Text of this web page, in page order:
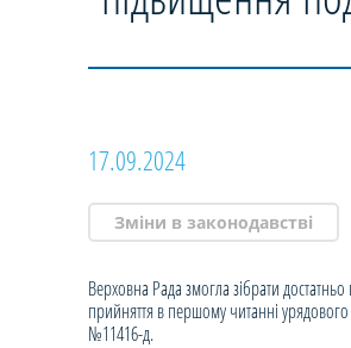
17.09.2024
Зміни в законодавстві
Верховна Рада змогла зібрати достатньо
прийняття в першому читанні
№11416-д.